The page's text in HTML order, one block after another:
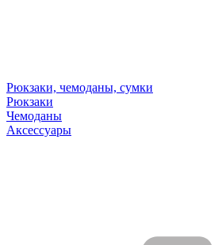
Рюкзаки, чемоданы, сумки
Рюкзаки
Чемоданы
Аксессуары